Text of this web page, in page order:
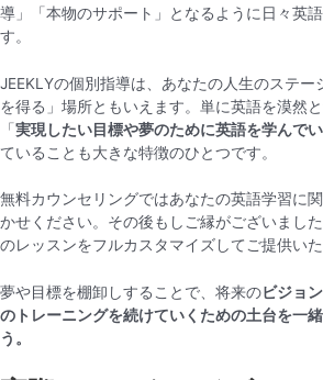
導」「本物のサポート」となるように日々英
す。
JEEKLYの個別指導は、あなたの人生のステー
を得る」場所ともいえます。 単に英語を漠然
「実現したい目標や夢のために英語を学んでい
ていることも大きな特徴のひとつです。
無料カウンセリングではあなたの英語学習に
かせください。その後もしご縁がございまし
のレッスンをフルカスタマイズしてご提供いた
夢や目標を棚卸しすることで、将来のビジョ
のトレーニングを続けていくための土台を一
う。